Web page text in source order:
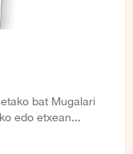
bat Mugalari
edo etxean...